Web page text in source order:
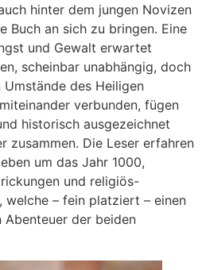
hinter dem jungen Novizen
Buch an sich zu bringen. Eine
und Gewalt erwartet
scheinbar unabhängig, doch
des Heiligen
verbunden, fügen
historisch ausgezeichnet
zusammen. Die Leser erfahren
um das Jahr 1000,
und religiös-
welche – fein platziert – einen
Abenteuer der beiden